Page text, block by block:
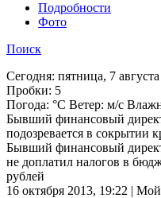
Подробности
Фото
Поиск
Сегодня: пятница, 7
Пробки: 5
Погода: °C Ветер: м/с
Бывший финансовый
подозревается в сокрытии
Бывший финансовый
не доплатил налогов в
рублей
16 октября 2013, 19:22 |